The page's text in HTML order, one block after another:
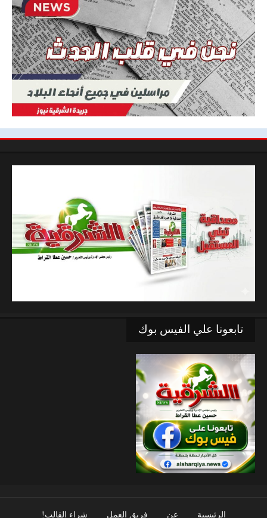
تابعونا علي الفيس بوك
الرئيسية عن فريق العمل شراء القالب!